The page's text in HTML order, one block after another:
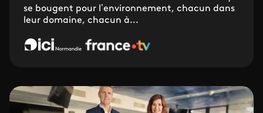
se bougent pour l’environnement, chacun dans
leur domaine, chacun à...